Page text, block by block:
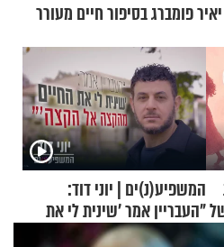
פומברג בסיפור חיים מעורר
המשפיע(נ)ים | יוני דוד:
"העבריין אמר 'שינית לי את
החיים מהקצה אל הקצה'"